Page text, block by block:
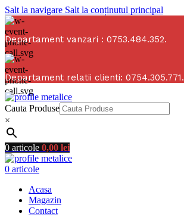
Salt la navigare Salt la conținutul principal
Departament vanzari : 0753.484.352.
Departament relatii clienti: 0754.305.771.
Cauta Produse
×
0 articole 0,00 lei
0 articole
Acasa
Magazin
Contact